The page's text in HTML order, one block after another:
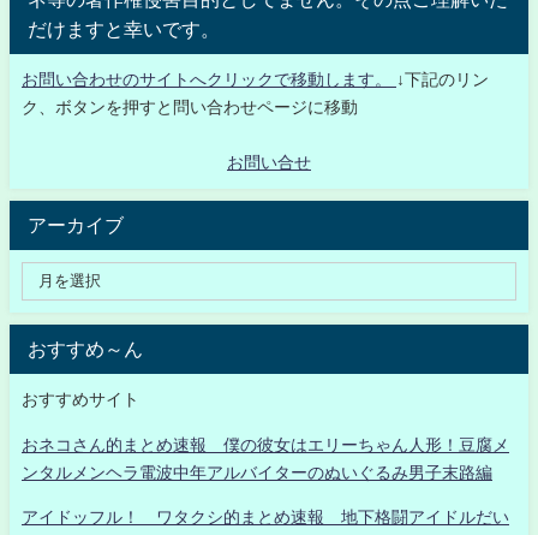
だけますと幸いです。
お問い合わせのサイトへクリックで移動します。
↓下記のリン
ク、ボタンを押すと問い合わせページに移動
お問い合せ
アーカイブ
おすすめ～ん
おすすめサイト
おネコさん的まとめ速報 僕の彼女はエリーちゃん人形！豆腐メ
ンタルメンヘラ電波中年アルバイターのぬいぐるみ男子末路編
アイドッフル！ ワタクシ的まとめ速報 地下格闘アイドルだい